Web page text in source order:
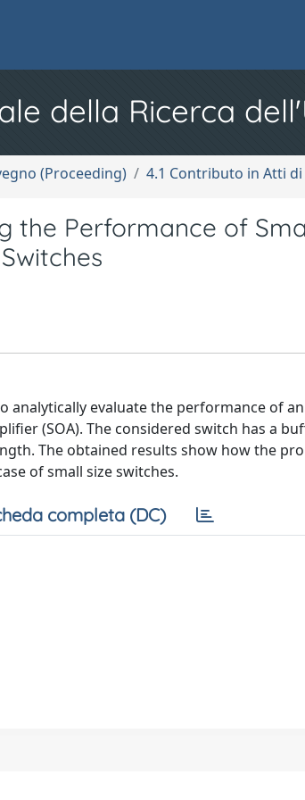
della Ricerca
(Proceeding) 4.1 Contributo in Atti
the Performance of
analytically evaluate the performance of
(SOA). The considered switch has a
The obtained results show how the
of small size switches.
completa (DC)